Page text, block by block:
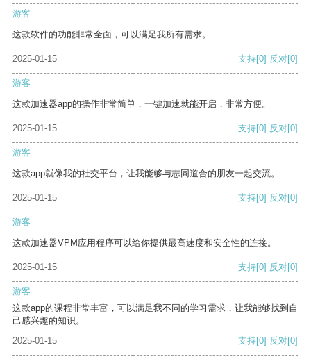
游客
这款软件的功能非常全面，可以满足我所有需求。
2025-01-15 支持[0] 反对[0]
游客
这款加速器app的操作非常简单，一键加速就能开启，非常方便。
2025-01-15 支持[0] 反对[0]
游客
这款app就像我的社交平台，让我能够与志同道合的朋友一起交流。
2025-01-15 支持[0] 反对[0]
游客
这款加速器VPM应用程序可以给你提供最高速度和安全性的连接。
2025-01-15 支持[0] 反对[0]
游客
这款app的课程非常丰富，可以满足我不同的学习需求，让我能够找到自
己感兴趣的知识。
2025-01-15
支持[0] 反对[0]